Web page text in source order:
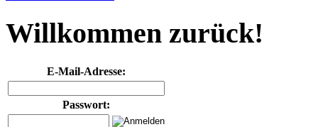
Willkommen zurück!
E-Mail-Adresse:
Passwort: